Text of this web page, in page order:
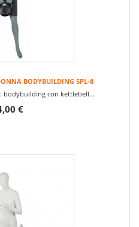
BODYBUILDING SPL-8
bodybuilding con kettlebell...
€